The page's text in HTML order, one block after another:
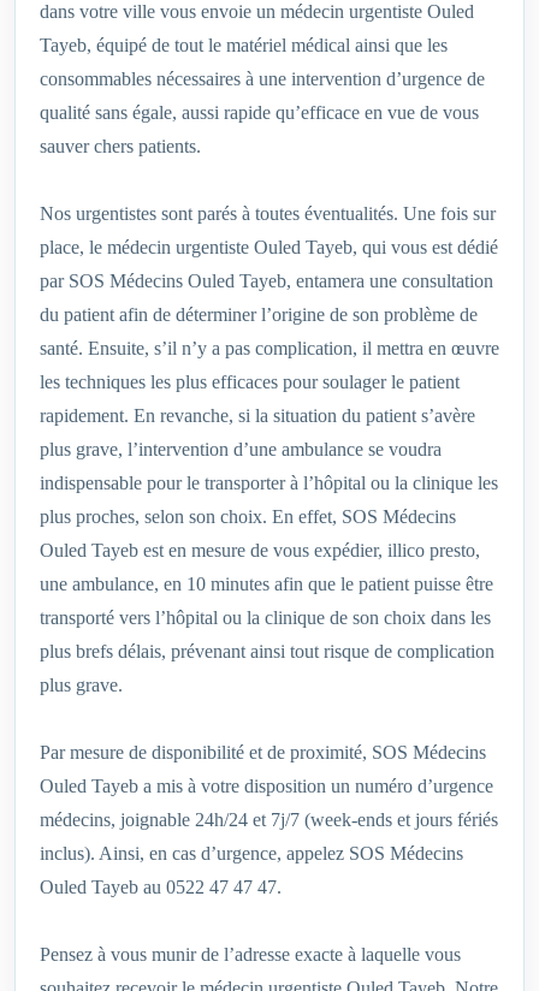
dans votre ville vous envoie un médecin urgentiste Ouled
Tayeb, équipé de tout le matériel médical ainsi que les
consommables nécessaires à une intervention d’urgence de
qualité sans égale, aussi rapide qu’efficace en vue de vous
sauver chers patients.
Nos urgentistes sont parés à toutes éventualités. Une fois sur
place, le médecin urgentiste Ouled Tayeb, qui vous est dédié
par SOS Médecins Ouled Tayeb, entamera une consultation
du patient afin de déterminer l’origine de son problème de
santé. Ensuite, s’il n’y a pas complication, il mettra en œuvre
les techniques les plus efficaces pour soulager le patient
rapidement. En revanche, si la situation du patient s’avère
plus grave, l’intervention d’une ambulance se voudra
indispensable pour le transporter à l’hôpital ou la clinique les
plus proches, selon son choix. En effet, SOS Médecins
Ouled Tayeb est en mesure de vous expédier, illico presto,
une ambulance, en 10 minutes afin que le patient puisse être
transporté vers l’hôpital ou la clinique de son choix dans les
plus brefs délais, prévenant ainsi tout risque de complication
plus grave.
Par mesure de disponibilité et de proximité, SOS Médecins
Ouled Tayeb a mis à votre disposition un numéro d’urgence
médecins, joignable 24h/24 et 7j/7 (week-ends et jours fériés
inclus). Ainsi, en cas d’urgence, appelez SOS Médecins
Ouled Tayeb au 0522 47 47 47.
Pensez à vous munir de l’adresse exacte à laquelle vous